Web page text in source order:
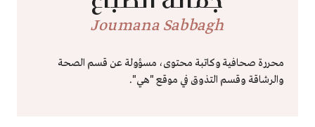
Joumana Sabbagh
محررة صحافية وكاتبة محتوى، مسؤولة عن قسم الصحة
والرشاقة وقسم التذوق في موقع "هي".